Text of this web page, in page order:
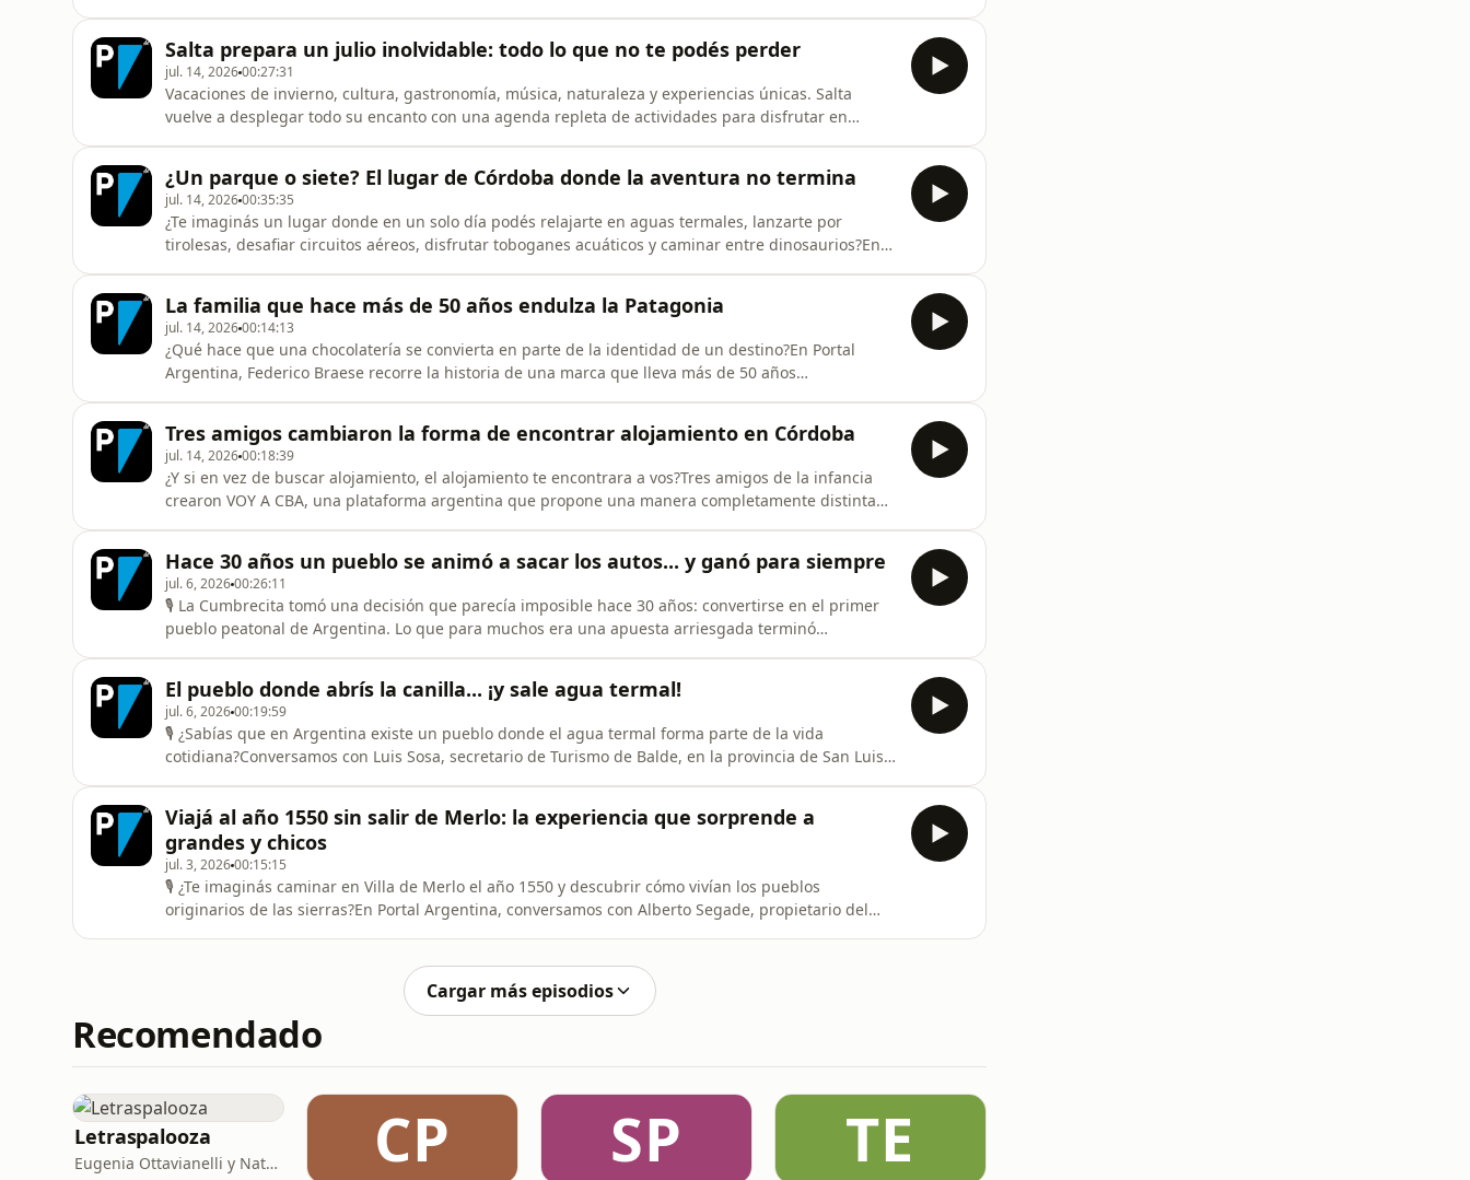
ofrece becas gratuitas para jóvenes de
Salta prepara un julio inolvidable: todo lo que no te podés perder
jul. 14, 202600:27:31
Vacaciones de invierno, cultura, gastronomía, música, naturaleza y experiencias únicas. Salta
vuelve a desplegar todo su encanto con una agenda repleta de actividades para disfrutar en
&quot;La Linda&quot; en u
¿Un parque o siete? El lugar de Córdoba donde la aventura no termina
jul. 14, 202600:35:35
¿Te imaginás un lugar donde en un solo día podés relajarte en aguas termales, lanzarte por
tirolesas, desafiar circuitos aéreos, disfrutar toboganes acuáticos y caminar entre dinosaurios?En
convirtió en una de las propu
La familia que hace más de 50 años endulza la Patagonia
jul. 14, 202600:14:13
¿Qué hace que una chocolatería se convierta en parte de la identidad de un destino?En Portal
Argentina, Federico Braese recorre la historia de una marca que lleva más de 50 años
ideal para crecer y transformarse
Tres amigos cambiaron la forma de encontrar alojamiento en Córdoba
jul. 14, 202600:18:39
¿Y si en vez de buscar alojamiento, el alojamiento te encontrara a vos?Tres amigos de la infancia
crearon VOY A CBA, una plataforma argentina que propone una manera completamente distinta
comparando opciones.En esta entr
Hace 30 años un pueblo se animó a sacar los autos... y ganó para siempre
jul. 6, 202600:26:11
🎙️ La Cumbrecita tomó una decisión que parecía imposible hace 30 años: convertirse en el primer
pueblo peatonal de Argentina. Lo que para muchos era una apuesta arriesgada terminó
iniciativa, quien recuerd
El pueblo donde abrís la canilla... ¡y sale agua termal!
jul. 6, 202600:19:59
🎙️ ¿Sabías que en Argentina existe un pueblo donde el agua termal forma parte de la vida
cotidiana?Conversamos con Luis Sosa, secretario de Turismo de Balde, en la provincia de San Luis,
convirtiendo cada alojamiento
Viajá al año 1550 sin salir de Merlo: la experiencia que sorprende a
grandes y chicos
jul. 3, 202600:15:15
🎙️ ¿Te imaginás caminar en Villa de Merlo el año 1550 y descubrir cómo vivían los pueblos
originarios de las sierras?En Portal Argentina, conversamos con Alberto Segade, propietario del
Cargar más episodios
Recomendado
Letraspalooza
Eugenia Ottavianelli y Natalia Brandi CP SP TE